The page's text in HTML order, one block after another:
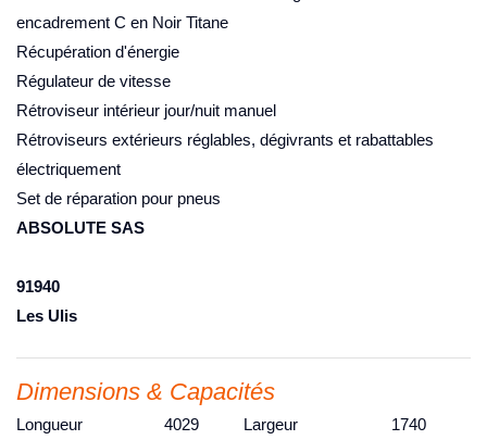
encadrement C en Noir Titane
Récupération d'énergie
Régulateur de vitesse
Rétroviseur intérieur jour/nuit manuel
Rétroviseurs extérieurs réglables, dégivrants et rabattables
électriquement
Set de réparation pour pneus
ABSOLUTE SAS
91940
Les Ulis
Dimensions & Capacités
Longueur 4029 Largeur 1740